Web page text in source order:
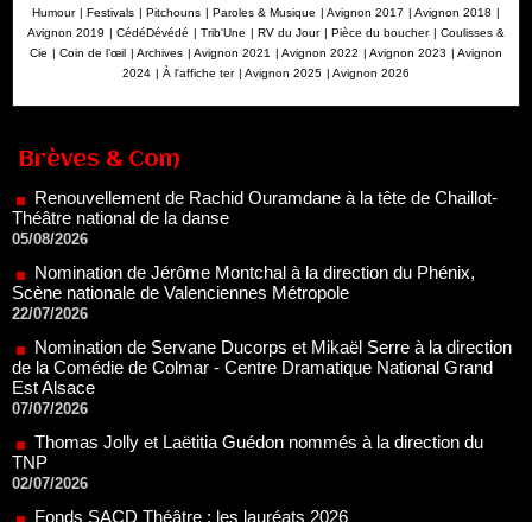
Humour | Festivals | Pitchouns | Paroles & Musique | Avignon 2017 | Avignon 2018 |
Avignon 2019 | CédéDévédé | Trib'Une | RV du Jour | Pièce du boucher | Coulisses &
Cie | Coin de l’œil | Archives | Avignon 2021 | Avignon 2022 | Avignon 2023 | Avignon
2024 | À l'affiche ter | Avignon 2025 | Avignon 2026
Brèves & Com
Théâtre national de la danse
Nomination de Jérôme Montchal à la direction du Phénix,
22/07/2026
Nomination de Servane Ducorps et Mikaël Serre à la direction
Est Alsace
07/07/2026
TNP
02/07/2026
Fonds SACD Théâtre : les lauréats 2026
Dispositif ARTCENA Écrire pour le cirque, les lauréats 2026 !
20/06/2026
Le palmarès des prix SACD 2026